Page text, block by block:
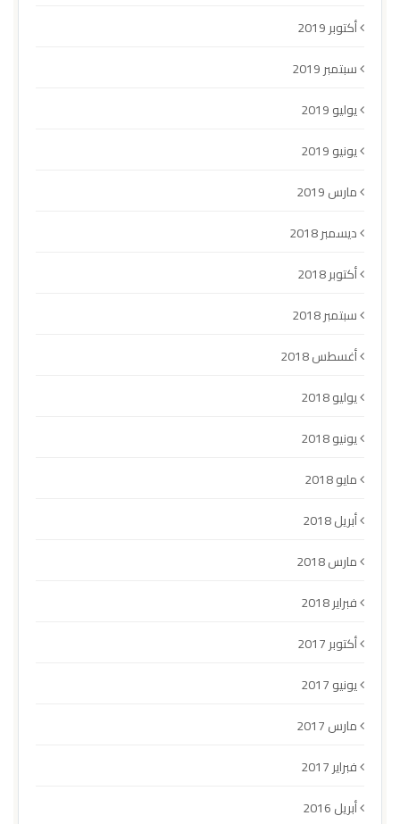
أكتوبر 2019
سبتمبر 2019
يوليو 2019
يونيو 2019
مارس 2019
ديسمبر 2018
أكتوبر 2018
سبتمبر 2018
أغسطس 2018
يوليو 2018
يونيو 2018
مايو 2018
أبريل 2018
مارس 2018
فبراير 2018
أكتوبر 2017
يونيو 2017
مارس 2017
فبراير 2017
أبريل 2016